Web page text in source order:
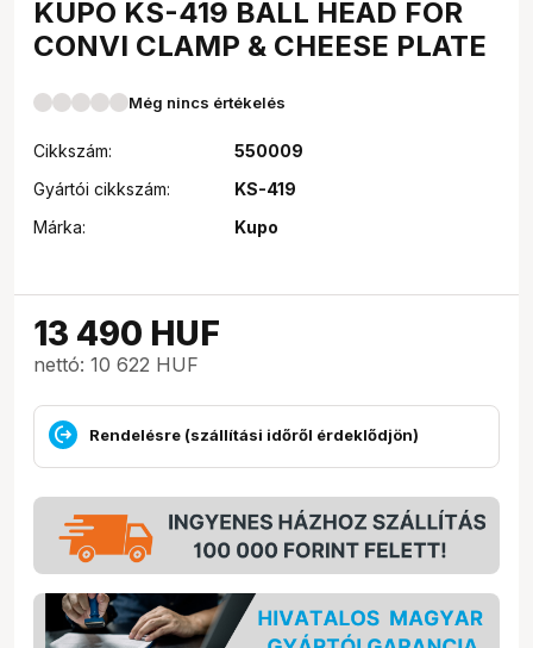
KUPO KS-419 BALL HEAD FOR
CONVI CLAMP & CHEESE PLATE
Még nincs értékelés
Cikkszám:
550009
Gyártói cikkszám:
KS-419
Márka:
Kupo
13 490 HUF
nettó: 10 622 HUF
Rendelésre (szállítási időről érdeklődjön)